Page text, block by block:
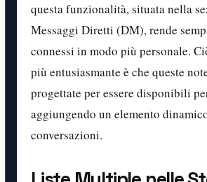
questa funzionalità, situata nella
Messaggi Diretti (DM), rende
connessi in modo più personale.
più entusiasmante è che queste
progettate per essere disponibili
aggiungendo un elemento
conversazioni.